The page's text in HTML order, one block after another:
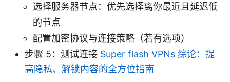
选择服务器节点：优先选择离你最近且延迟低
的节点
配置加密协议与连接策略（若有选项）
步骤 5：测试连接 Super flash VPNs 综论：提
高隐私、解锁内容的全方位指南